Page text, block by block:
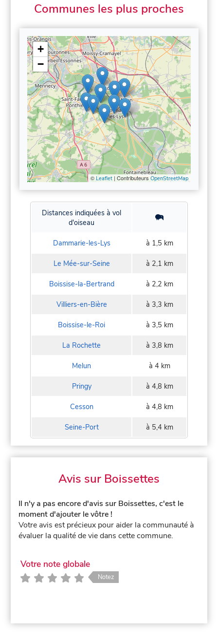
Communes les plus proches
+
−
© Leaflet| ContributeursOpenStreetMap
Distances indiquées à vol
d'oiseau
Dammarie-les-Lys à 1,5 km
Le Mée-sur-Seine à 2,1 km
Boissise-la-Bertrand à 2,2 km
Villiers-en-Bière à 3,3 km
Boissise-le-Roi à 3,5 km
La Rochette à 3,8 km
Melun à 4 km
Pringy à 4,8 km
Cesson à 4,8 km
Seine-Port à 5,4 km
Avis sur Boissettes
Il n'y a pas encore d'avis sur Boissettes, c'est le
moment d'ajouter le vôtre !
Votre avis est précieux pour aider la communauté à
évaluer la qualité de vie dans cette commune.
Votre note globale
Notez